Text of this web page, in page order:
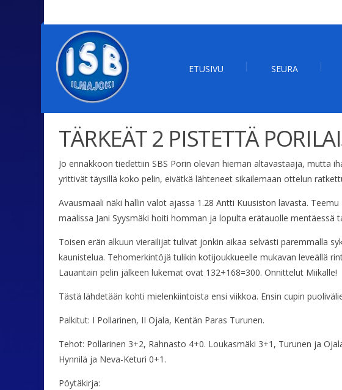
ETUSIVU SEURA
TÄRKEÄT 2 PISTETTÄ
Jo ennakkoon tiedettiin SBS Porin olevan hieman altavastaaja, mutta
yrittivät täysillä koko pelin, eivätkä lähteneet sikailemaan ottelun
Avausmaali näki hallin valot ajassa 1.28 Antti Kuusiston lavasta.
maalissa Jani Syysmäki hoiti homman ja lopulta erätauolle mentäessä
Toisen erän alkuun vierailijat tulivat jonkin aikaa selvästi paremmalla
kaunistelua. Tehomerkintöjä tulikin kotijoukkueelle mukavan leveällä
Lauantain pelin jälkeen lukemat ovat 132+168=300. Onnittelut Miikalle!
Tästä lähdetään kohti mielenkiintoista ensi viikkoa. Ensin cupin
Palkitut: I Pollarinen, II Ojala, Kentän Paras Turunen.
Tehot: Pollarinen 3+2, Rahnasto 4+0. Loukasmäki 3+1, Turunen ja
Hynnilä ja Neva-Keturi 0+1.
Pöytäkirja: